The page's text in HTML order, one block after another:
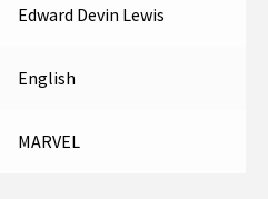
Edward Devin Lewis
English
MARVEL